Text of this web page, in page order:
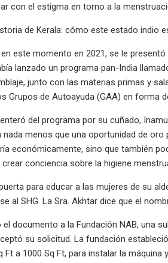
con el estigma en torno a la
de Kerala: cómo este estado indio
este momento en 2021, se le
lanzado un programa pan-India
junto con las materias primas y
Grupos de Autoayuda (GAA) en forma
del programa por su cuñado,
nada menos que una oportunidad de
económicamente, sino que también
conciencia sobre la higiene
para educar a las mujeres de su
al SHG. La Sra. Akhtar dice que el
el documento a la Fundación NAB, una
su solicitud. La fundación
Ft a 1000 Sq Ft, para instalar la máquina